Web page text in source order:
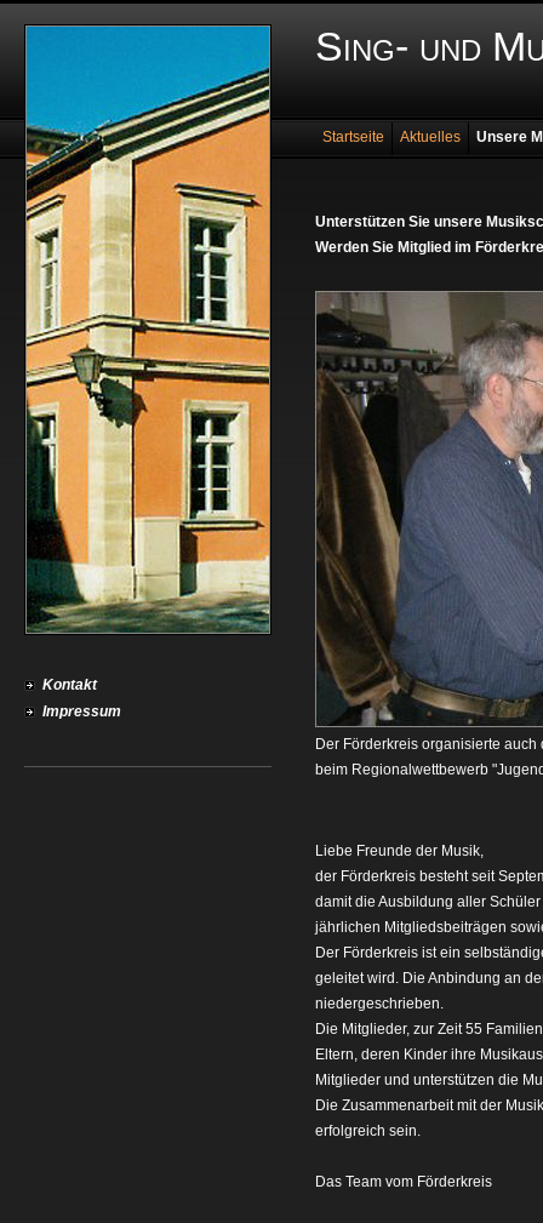
Sing- und
Kontakt
Impressum
Startseite Aktuelles Unsere
Unterstützen Sie unsere
Werden Sie Mitglied im
Der Förderkreis organisierte
beim Regionalwettbewerb
Liebe Freunde der Musik,
der Förderkreis besteht seit
damit die Ausbildung aller
jährlichen Mitgliedsbeiträgen
Der Förderkreis ist ein
geleitet wird. Die Anbindung an
niedergeschrieben.
Die Mitglieder, zur Zeit 55
Eltern, deren Kinder ihre
Mitglieder und unterstützen die
Die Zusammenarbeit mit der
erfolgreich sein.
Das Team vom Förderkreis